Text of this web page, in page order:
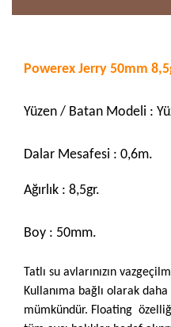
Powerex Jerry 50mm
Yüzen / Batan Modeli :
Dalar Mesafesi : 0,6m.
Ağırlık : 8,5gr.
Boy : 50mm.
Tatlı su avlarınızın
Kullanıma bağlı olarak
mümkündür. Floating